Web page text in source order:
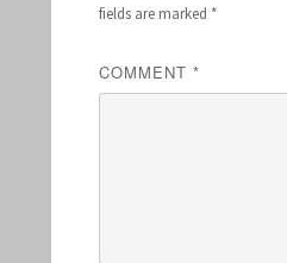
fields are marked *
COMMENT *